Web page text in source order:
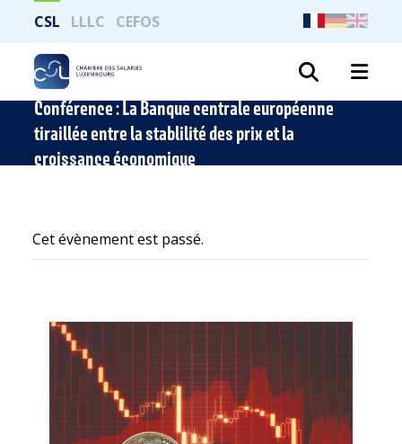
CSL LLLC CEFOS
Conférence : La Banque centrale européenne
tiraillée entre la stablilité des prix et la
croissance économique
Cet évènement est passé.